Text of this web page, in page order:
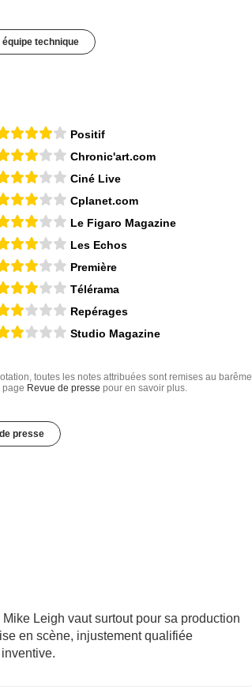
technique
Positif
Chronic'art.com
Ciné Live
Cplanet.com
Le Figaro Magazine
Les Echos
Première
Télérama
Repérages
Studio Magazine
toutes les notes attribuées sont remises au barême
page Revue de presse pour en savoir plus.
presse
Leigh vaut surtout pour sa production
en scène, injustement qualifiée